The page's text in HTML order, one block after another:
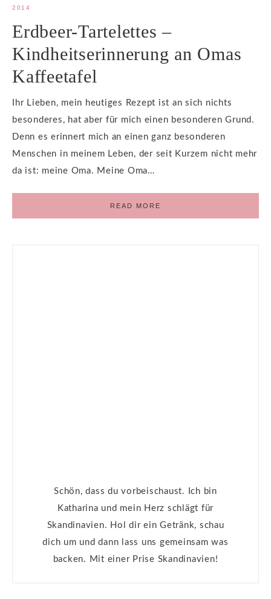
2014
Erdbeer-Tartelettes –
Kindheitserinnerung an Omas
Kaffeetafel
Ihr Lieben, mein heutiges Rezept ist an sich nichts
besonderes, hat aber für mich einen besonderen Grund.
Denn es erinnert mich an einen ganz besonderen
Menschen in meinem Leben, der seit Kurzem nicht mehr
da ist: meine Oma. Meine Oma…
READ MORE
Schön, dass du vorbeischaust. Ich bin
Katharina und mein Herz schlägt für
Skandinavien. Hol dir ein Getränk, schau
dich um und dann lass uns gemeinsam was
backen. Mit einer Prise Skandinavien!